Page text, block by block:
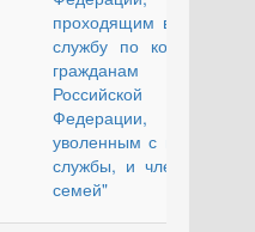
проходящим военную
службу по контракту,
гражданам
Российской
Федерации,
уволенным с военной
службы, и членам их
семей"